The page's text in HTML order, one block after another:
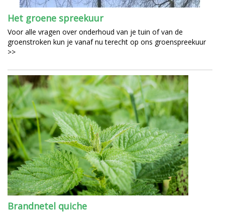
Het groene spreekuur
Voor alle vragen over onderhoud van je tuin of van de
groenstroken kun je vanaf nu terecht op ons groenspreekuur
>>
Brandnetel quiche